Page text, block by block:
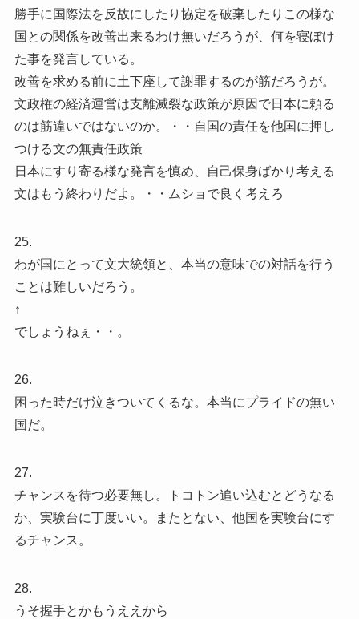
勝手に国際法を反故にしたり協定を破棄したりこの様な
国との関係を改善出来るわけ無いだろうが、何を寝ぼけ
た事を発言している。
改善を求める前に土下座して謝罪するのが筋だろうが。
文政権の経済運営は支離滅裂な政策が原因で日本に頼る
のは筋違いではないのか。・・自国の責任を他国に押し
つける文の無責任政策
日本にすり寄る様な発言を慎め、自己保身ばかり考える
文はもう終わりだよ。・・ムショで良く考えろ
25.
わが国にとって文大統領と、本当の意味での対話を行う
ことは難しいだろう。
↑
でしょうねぇ・・。
26.
困った時だけ泣きついてくるな。本当にプライドの無い
国だ。
27.
チャンスを待つ必要無し。トコトン追い込むとどうなる
か、実験台に丁度いい。またとない、他国を実験台にす
るチャンス。
28.
うそ握手とかもうええから